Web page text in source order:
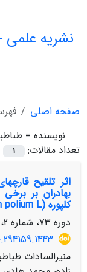
نشریه علمی
صفحه اصلی
نویسنده =
تعداد مقالات:
1
اثر تلقیح
بهادران بر
کلپوره (Teucrium polium L.)
دوره 73، شماره 2، تابستان 1399، صفحه
منیرالسادات